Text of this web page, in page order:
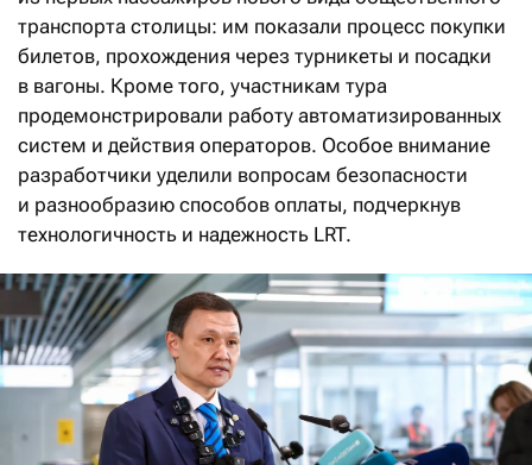
транспорта столицы: им показали процесс покупки
билетов, прохождения через турникеты и посадки
в вагоны. Кроме того, участникам тура
продемонстрировали работу автоматизированных
систем и действия операторов. Особое внимание
разработчики уделили вопросам безопасности
и разнообразию способов оплаты, подчеркнув
технологичность и надежность LRT.